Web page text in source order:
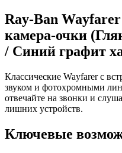
Ray-Ban
камера-очки
/ Синий графит
Классические Wayfarer с
звуком и фотохромными
отвечайте на звонки и
лишних устройств.
Ключевые